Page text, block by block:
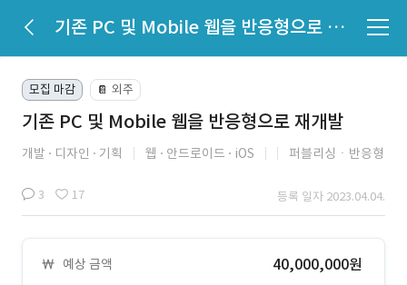
기존 PC 및 Mobile 웹을 반응형으로 재개발
모집 마감 📔 외주
기존 PC 및 Mobile 웹을 반응형으로 재개발
개발 디자인 기획 웹 안드로이드 iOS 퍼블리싱ㆍ반응형
3 17 등록 일자 2023.04.04.
예상 금액 40,000,000원